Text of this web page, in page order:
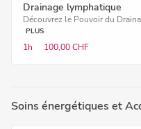
Drainage lymphatique
Découvrez le Pouvoir du
PLUS
1h 100,00 CHF
Soins énergétiques et